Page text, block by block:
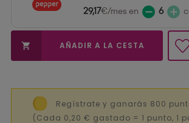
29,17€/mes en 6
 AÑADIR A LA CESTA
Regístrate y ganarás 800
(Cada 0,20 € gastado = 1 punto, 1